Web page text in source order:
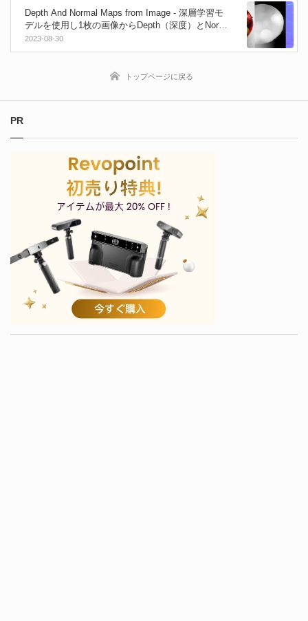
Depth And Normal Maps from Image - 深層学習モ
デルを使用し1枚の画像からDepth（深度）とNorm
al（法線）マップを生成出来るオフラインツール！
Win＆Mac
2023-08-30
トップページに戻る
PR